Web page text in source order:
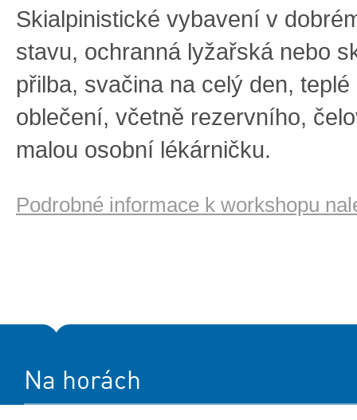
Skialpinistické vybavení v
stavu, ochranná lyžařská nebo
přilba, svačina na celý den, teplé
oblečení, včetně rezervního,
malou osobní lékárničku.
Podrobné informace k workshopu
Na horách